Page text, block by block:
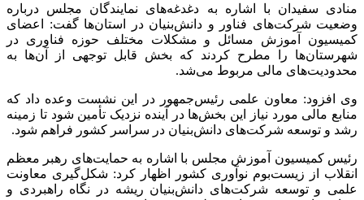
منادی سفیدان با اشاره به دغدغه‌های نمایندگان مجلس درباره
وضعیت شرکت‌های فناور و دانش‌بنیان در استان‌ها گفت: اعضای
کمیسیون آموزش مسائل و مشکلات مختلف حوزه فناوری در
شهرستان‌ها را مطرح کردند که بخش قابل توجهی از آن‌ها به
محدودیت‌های مالی مربوط می‌شد.
وی افزود: معاون علمی رئیس‌جمهور در این نشست وعده داد که
منابع مالی مورد نیاز این بخش‌ها در آینده نزدیک تأمین شود تا زمینه
رشد و توسعه شرکت‌های دانش‌بنیان در سراسر کشور فراهم شود.
رئیس کمیسیون آموزش مجلس با اشاره به حمایت‌های رهبر معظم
انقلاب از زیست‌بوم نوآوری کشور اظهار کرد: شکل‌گیری معاونت
علمی و توسعه شرکت‌های دانش‌بنیان ریشه در نگاه راهبردی و